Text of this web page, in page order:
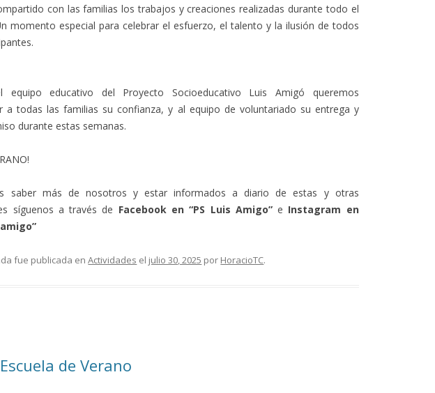
con las familias los trabajos y creaciones realizadas durante todo el
momento especial para celebrar el esfuerzo, el talento y la ilusión de todos
equipo educativo del Proyecto Socioeducativo Luis Amigó queremos
a todas las familias su confianza, y al equipo de voluntariado su entrega y
durante estas semanas.
saber más de nosotros y estar informados a diario de estas y otras
síguenos a través de Facebook en “PS Luis Amigo”e Instagram en
fue publicada enActividades el julio 30, 2025 por HoracioTC.
de Verano